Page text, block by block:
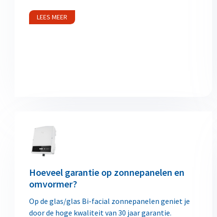
LEES MEER
Hoeveel garantie op zonnepanelen en
omvormer?
Op de glas/glas Bi-facial zonnepanelen geniet je
door de hoge kwaliteit van 30 jaar garantie.